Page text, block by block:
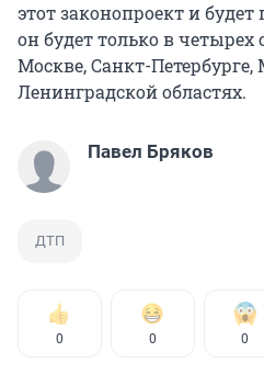
этот законопроект и
он будет только в четырех
Москве, Санкт-
Ленинградской областях.
Павел Бряков
ДТП
0 0 0